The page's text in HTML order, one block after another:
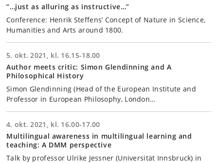
“…just as alluring as instructive…”
Conference: Henrik Steffens’ Concept of Nature in Science,
Humanities and Arts around 1800.
5. okt. 2021, kl. 16.15-18.00
Author meets critic: Simon Glendinning and A
Philosophical History
Simon Glendinning (Head of the European Institute and
Professor in European Philosophy, London…
4. okt. 2021, kl. 16.00-17.00
Multilingual awareness in multilingual learning and
teaching: A DMM perspective
Talk by professor Ulrike Jessner (Universität Innsbruck) in